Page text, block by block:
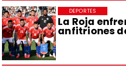
La Roja
anfitriones
DEPORTES